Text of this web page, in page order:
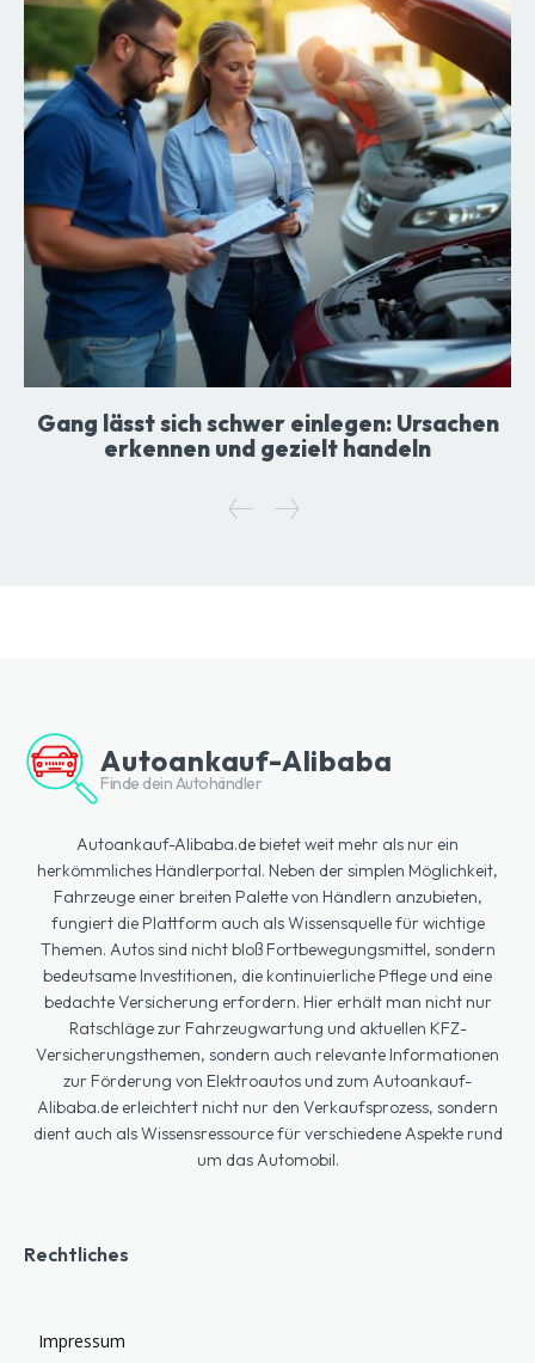
Gang lässt sich schwer einlegen: Ursachen
erkennen und gezielt handeln
Autoankauf-Alibaba
Finde dein Autohändler
Autoankauf-Alibaba.de bietet weit mehr als nur ein
herkömmliches Händlerportal. Neben der simplen Möglichkeit,
Fahrzeuge einer breiten Palette von Händlern anzubieten,
fungiert die Plattform auch als Wissensquelle für wichtige
Themen. Autos sind nicht bloß Fortbewegungsmittel, sondern
bedeutsame Investitionen, die kontinuierliche Pflege und eine
bedachte Versicherung erfordern. Hier erhält man nicht nur
Ratschläge zur Fahrzeugwartung und aktuellen KFZ-
Versicherungsthemen, sondern auch relevante Informationen
zur Förderung von Elektroautos und zum Autoankauf-
Alibaba.de erleichtert nicht nur den Verkaufsprozess, sondern
dient auch als Wissensressource für verschiedene Aspekte rund
um das Automobil.
Rechtliches
Impressum